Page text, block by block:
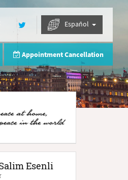
Español
Appointment Cancellation
Esenli